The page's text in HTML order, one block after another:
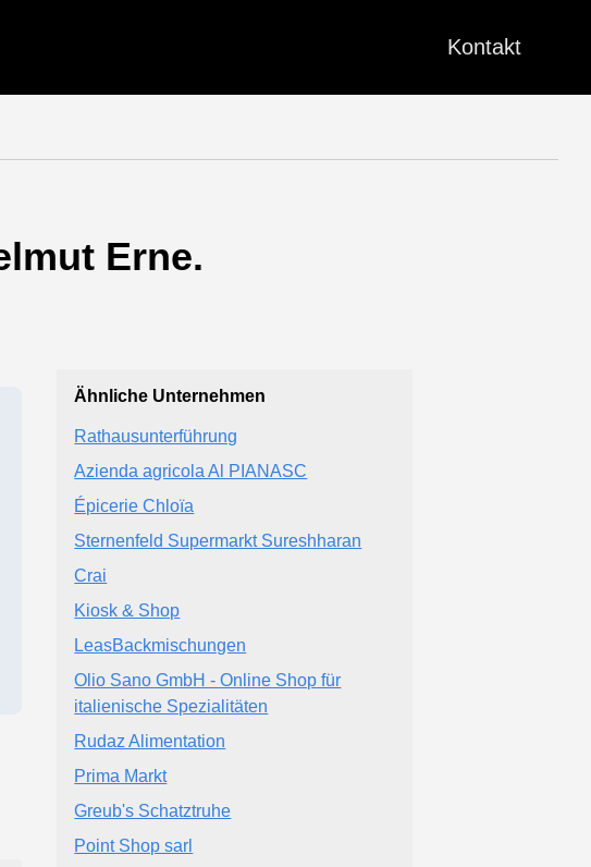
Kontakt
Erne.
Ähnliche Unternehmen
Rathausunterführung
Azienda agricola Al PIANASC
Épicerie Chloïa
Sternenfeld Supermarkt Sureshharan
Crai
Kiosk & Shop
LeasBackmischungen
Olio Sano GmbH - Online Shop für
italienische Spezialitäten
Rudaz Alimentation
Prima Markt
Greub's Schatztruhe
Point Shop sarl